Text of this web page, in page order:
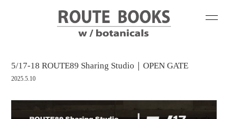
5/17-18 ROUTE89 Sharing Studio｜OPEN GATE
2025.5.10